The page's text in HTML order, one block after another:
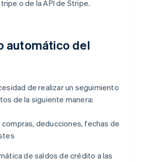
o de la API de Stripe.
automático del
de realizar un seguimiento
de la siguiente manera:
deducciones, fechas de
de saldos de crédito a las